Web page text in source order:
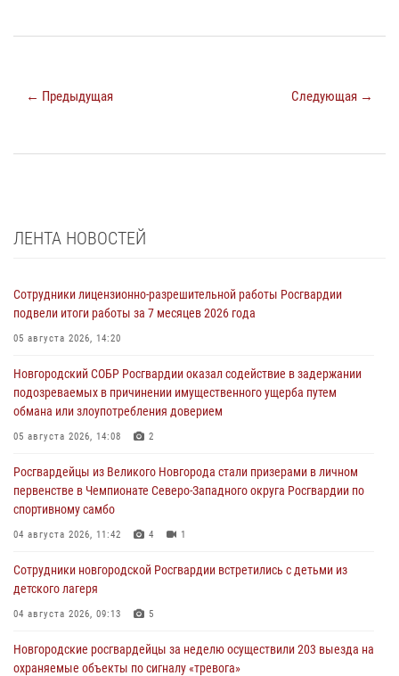
← Предыдущая Следующая →
ЛЕНТА НОВОСТЕЙ
Сотрудники лицензионно-разрешительной работы Росгвардии
подвели итоги работы за 7 месяцев 2026 года
05 августа 2026, 14:20
Новгородский СОБР Росгвардии оказал содействие в задержании
подозреваемых в причинении имущественного ущерба путем
обмана или злоупотребления доверием
05 августа 2026, 14:08 2
Росгвардейцы из Великого Новгорода стали призерами в личном
первенстве в Чемпионате Северо-Западного округа Росгвардии по
спортивному самбо
04 августа 2026, 11:42 4 1
Сотрудники новгородской Росгвардии встретились с детьми из
детского лагеря
04 августа 2026, 09:13 5
Новгородские росгвардейцы за неделю осуществили 203 выезда на
охраняемые объекты по сигналу «тревога»